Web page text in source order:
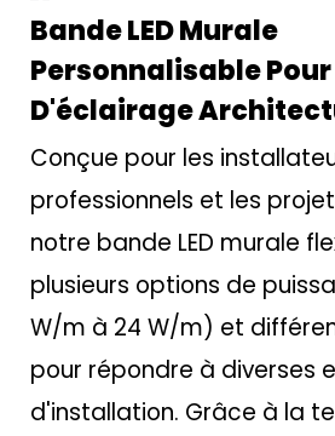
Bande LED Murale
Personnalisable
D'éclairage
Conçue pour les
professionnels et les
notre bande LED murale
plusieurs options de
W/m à 24 W/m) et
pour répondre à diverses
d'installation. Grâce à la